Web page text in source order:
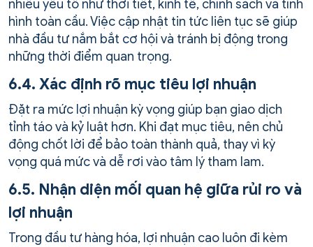
nhiều yếu tố như thời tiết, kinh tế, chính sách và tình
hình toàn cầu. Việc cập nhật tin tức liên tục sẽ giúp
nhà đầu tư nắm bắt cơ hội và tránh bị động trong
những thời điểm quan trọng.
6.4. Xác định rõ mục tiêu lợi nhuận
Đặt ra mức lợi nhuận kỳ vọng giúp bạn giao dịch
tỉnh táo và kỷ luật hơn. Khi đạt mục tiêu, nên chủ
động chốt lời để bảo toàn thành quả, thay vì kỳ
vọng quá mức và dễ rơi vào tâm lý tham lam.
6.5. Nhận diện mối quan hệ giữa rủi ro và
lợi nhuận
Trong đầu tư hàng hóa, lợi nhuận cao luôn đi kèm